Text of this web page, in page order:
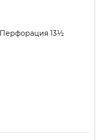
Перфорация 13½